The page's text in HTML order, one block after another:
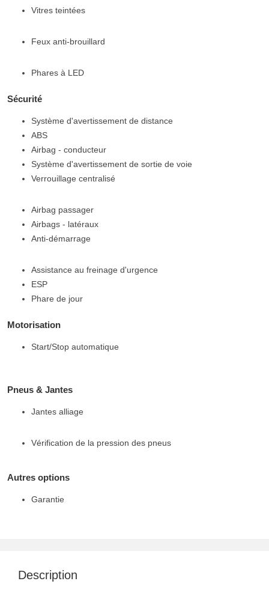
Vitres teintées
Feux anti-brouillard
Phares à LED
Sécurité
Système d'avertissement de distance
ABS
Airbag - conducteur
Système d'avertissement de sortie de voie
Verrouillage centralisé
Airbag passager
Airbags - latéraux
Anti-démarrage
Assistance au freinage d'urgence
ESP
Phare de jour
Motorisation
Start/Stop automatique
Pneus & Jantes
Jantes alliage
Vérification de la pression des pneus
Autres options
Garantie
Description